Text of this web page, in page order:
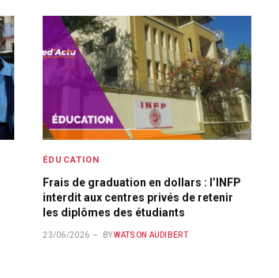
ÉDUCATION
Frais de graduation en dollars : l’INFP
interdit aux centres privés de retenir
les diplômes des étudiants
23/06/2026 BY WATSON AUDIBERT